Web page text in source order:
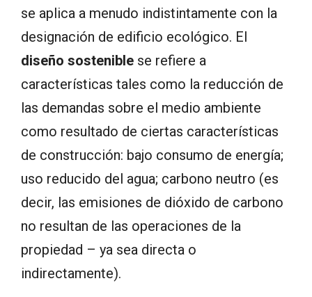
se aplica a menudo indistintamente con la
designación de edificio ecológico. El
diseño sostenible se refiere a
características tales como la reducción de
las demandas sobre el medio ambiente
como resultado de ciertas características
de construcción: bajo consumo de energía;
uso reducido del agua; carbono neutro (es
decir, las emisiones de dióxido de carbono
no resultan de las operaciones de la
propiedad – ya sea directa o
indirectamente).